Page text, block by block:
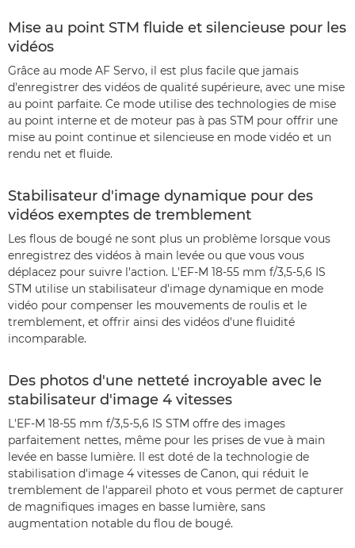
Mise au point STM fluide et silencieuse pour les
vidéos
Grâce au mode AF Servo, il est plus facile que jamais
d'enregistrer des vidéos de qualité supérieure, avec une mise
au point parfaite. Ce mode utilise des technologies de mise
au point interne et de moteur pas à pas STM pour offrir une
mise au point continue et silencieuse en mode vidéo et un
rendu net et fluide.
Stabilisateur d'image dynamique pour des
vidéos exemptes de tremblement
Les flous de bougé ne sont plus un problème lorsque vous
enregistrez des vidéos à main levée ou que vous vous
déplacez pour suivre l'action. L'EF-M 18-55 mm f/3,5-5,6 IS
STM utilise un stabilisateur d'image dynamique en mode
vidéo pour compenser les mouvements de roulis et le
tremblement, et offrir ainsi des vidéos d'une fluidité
incomparable.
Des photos d'une netteté incroyable avec le
stabilisateur d'image 4 vitesses
L'EF-M 18-55 mm f/3,5-5,6 IS STM offre des images
parfaitement nettes, même pour les prises de vue à main
levée en basse lumière. Il est doté de la technologie de
stabilisation d'image 4 vitesses de Canon, qui réduit le
tremblement de l'appareil photo et vous permet de capturer
de magnifiques images en basse lumière, sans
augmentation notable du flou de bougé.